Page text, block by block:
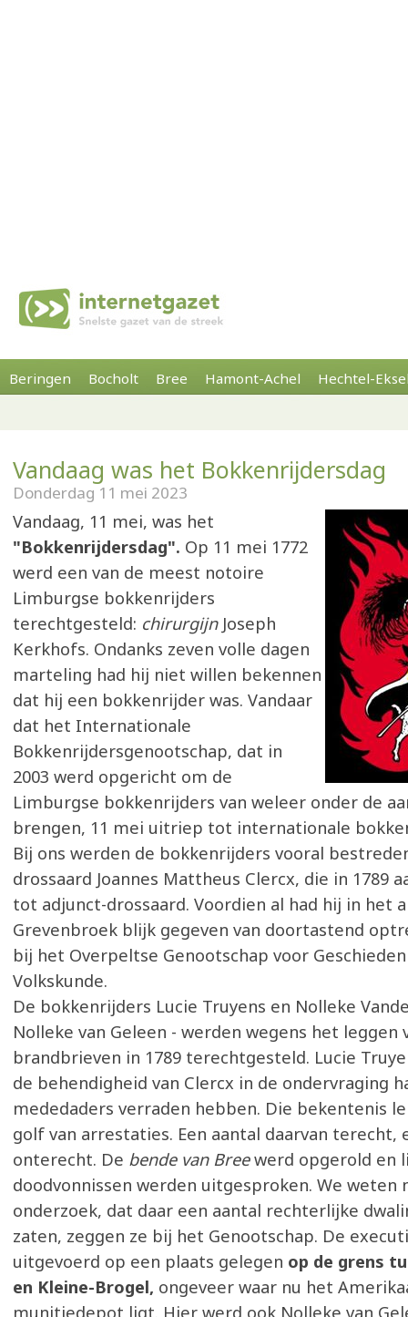
Beringen Bocholt Bree Hamont-Achel Hechtel-
Vandaag was het Bokkenrijdersdag
Donderdag 11 mei 2023
Vandaag, 11 mei, was het
"Bokkenrijdersdag". Op 11 mei 1772
werd een van de meest notoire
Limburgse bokkenrijders
terechtgesteld: chirurgijn Joseph
Kerkhofs. Ondanks zeven volle dagen
marteling had hij niet willen bekennen
dat hij een bokkenrijder was. Vandaar
dat het Internationale
Bokkenrijdersgenootschap, dat in
2003 werd opgericht om de
Limburgse bokkenrijders van weleer onder de
brengen, 11 mei uitriep tot internationale
Bij ons werden de bokkenrijders vooral
drossaard Joannes Mattheus Clercx, die in 1789
tot adjunct-drossaard. Voordien al had hij in het
Grevenbroek blijk gegeven van doortastend
bij het Overpeltse Genootschap voor
Volkskunde.
De bokkenrijders Lucie Truyens en Nolleke
Nolleke van Geleen - werden wegens het leggen
brandbrieven in 1789 terechtgesteld. Lucie
de behendigheid van Clercx in de ondervraging
mededaders verraden hebben. Die bekentenis
golf van arrestaties. Een aantal daarvan terecht,
onterecht. De bende van Breewerd opgerold en
doodvonnissen werden uitgesproken. We weten
onderzoek, dat daar een aantal rechterlijke
zaten, zeggen ze bij het Genootschap. De
uitgevoerd op een plaats gelegen op de grens
en Kleine-Brogel, ongeveer waar nu het
munitiedepot ligt. Hier werd ook Nolleke van